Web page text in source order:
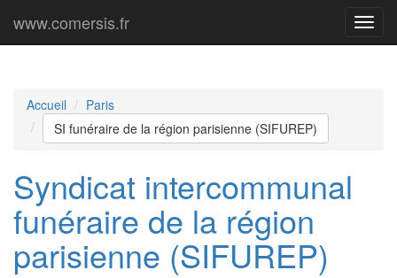
Menu
www.comersis.fr
Accueil
Paris
SI funéraire de la région parisienne (SIFUREP)
Syndicat intercommunal
funéraire de la région
parisienne (SIFUREP)